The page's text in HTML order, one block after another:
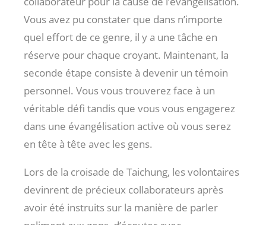
Vous avez pu constater que dans n’importe
quel effort de ce genre, il y a une tâche en
réserve pour chaque croyant. Maintenant, la
seconde étape consiste à devenir un témoin
personnel. Vous vous trouverez face à un
véritable défi tandis que vous vous engagerez
dans une évangélisation active où vous serez
en tête à tête avec les gens.
Lors de la croisade de Taichung, les volontaires
devinrent de précieux collaborateurs après
avoir été instruits sur la manière de parler